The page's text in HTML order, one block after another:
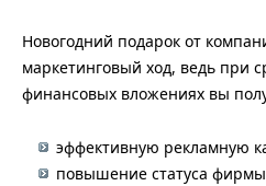
Новогодний подарок от
маркетинговый ход, ведь при
финансовых вложениях вы
эффективную рекламную
повышение статуса